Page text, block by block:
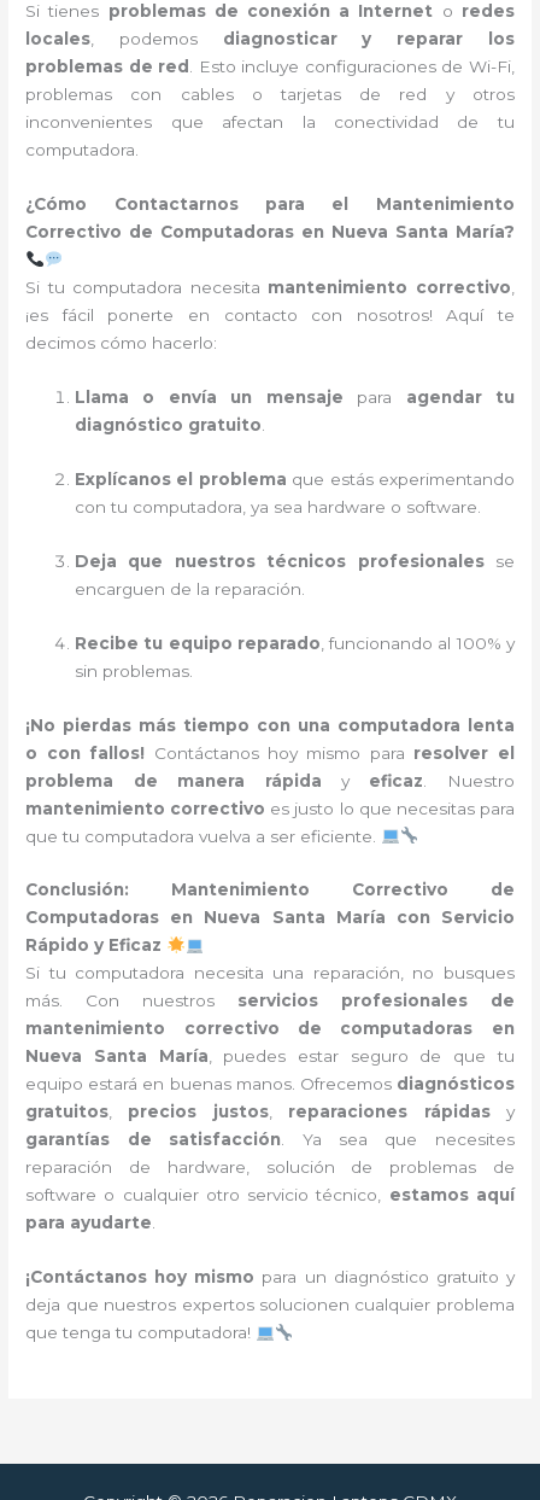
Si tienes problemas de conexión a Internet o redes
locales, podemos diagnosticar y reparar los
problemas de red . Esto incluye configuraciones de Wi-Fi,
problemas con cables o tarjetas de red y otros
inconvenientes que afectan la conectividad de tu
computadora.
¿Cómo Contactarnos para el Mantenimiento
Correctivo de Computadoras en Nueva Santa María?
Si tu computadora necesita mantenimiento correctivo
¡es fácil ponerte en contacto con nosotros! Aquí te
decimos cómo hacerlo:
Llama o envía un mensaje para agendar tu
diagnóstico gratuito
Explícanos el problema que estás experimentando
con tu computadora, ya sea hardware o software.
Deja que nuestros técnicos profesionalesse
encarguen de la reparación.
Recibe tu equipo reparado , funcionando al 100% y
sin problemas.
¡No pierdas más tiempo con una computadora lenta
o con fallos! Contáctanos hoy mismo para resolver el
problema de manera rápida y eficaz . Nuestro
mantenimiento correctivo es justo lo que necesitas para
que tu computadora vuelva a ser eficiente.
Conclusión: Mantenimiento Correctivo de
Computadoras en Nueva Santa María con Servicio
Rápido y Eficaz
Si tu computadora necesita una reparación, no busques
más. Con nuestros servicios profesionales de
mantenimiento correctivo de computadoras en
Nueva Santa María, puedes estar seguro de que tu
equipo estará en buenas manos. Ofrecemos diagnósticos
gratuitos, precios justos, reparaciones rápidasy
garantías de satisfacción. Ya sea que necesites
reparación de hardware, solución de problemas de
software o cualquier otro servicio técnico, estamos aquí
para ayudarte.
¡Contáctanos hoy mismo para un diagnóstico gratuito y
deja que nuestros expertos solucionen cualquier problema
que tenga tu computadora!